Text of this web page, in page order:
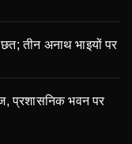
छत; तीन अनाथ भाइयों पर
प्रशासनिक भवन पर